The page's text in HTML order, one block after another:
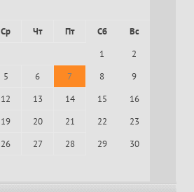
Ср Чт Пт Сб
Вс
1
2
5 6 7 8
9
12 13 14 15
16
19 20 21 22
23
26 27 28 29
30